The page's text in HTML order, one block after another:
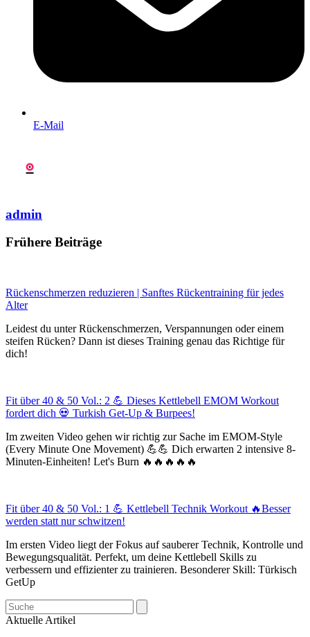
E-Mail
admin
Frühere Beiträge
Rückenschmerzen reduzieren | Sanftes Rückentraining für jedes
Alter
Leidest du unter Rückenschmerzen, Verspannungen oder einem
steifen Rücken? Dann ist dieses Training genau das Richtige für
dich!
Fit über 40 & 50 Vol.: 2 💪 Dieses Kettlebell EMOM Workout
fordert dich 💀 Turkish Get-Up & Burpees!
Im zweiten Video gehen wir richtig zur Sache im EMOM-Style
(Every Minute One Movement) 💪💪 Dich erwarten 2 intensive 8-
Minuten-Einheiten! Let's Burn 🔥🔥🔥🔥🔥
Fit über 40 & 50 Vol.: 1 💪 Kettlebell Technik Workout 🔥Besser
werden statt nur schwitzen!
Im ersten Video liegt der Fokus auf sauberer Technik, Kontrolle und
Bewegungsqualität. Perfekt, um deine Kettlebell Skills zu
verbessern und effizienter zu trainieren. Besonderer Skill: Türkisch
GetUp
Search
Aktuelle Artikel